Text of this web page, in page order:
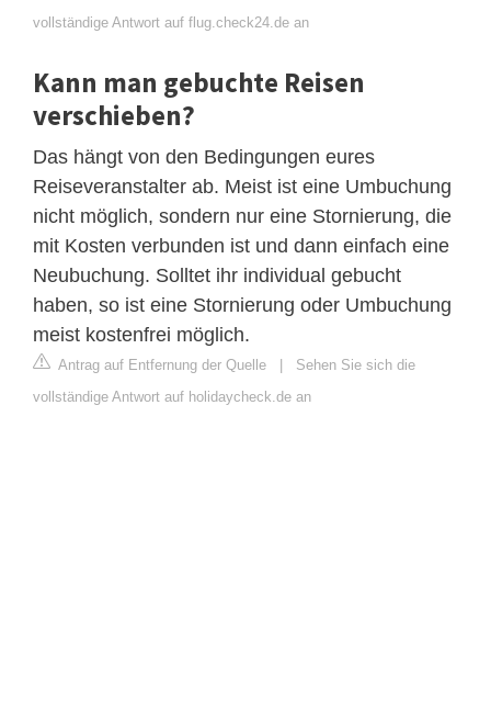
vollständige Antwort auf flug.check24.de an
Kann man gebuchte Reisen
verschieben?
Das hängt von den Bedingungen eures
Reiseveranstalter ab. Meist ist eine Umbuchung
nicht möglich, sondern nur eine Stornierung, die
mit Kosten verbunden ist und dann einfach eine
Neubuchung. Solltet ihr individual gebucht
haben, so ist eine Stornierung oder Umbuchung
meist kostenfrei möglich.
Antrag auf Entfernung der Quelle | Sehen Sie sich die
vollständige Antwort auf holidaycheck.de an